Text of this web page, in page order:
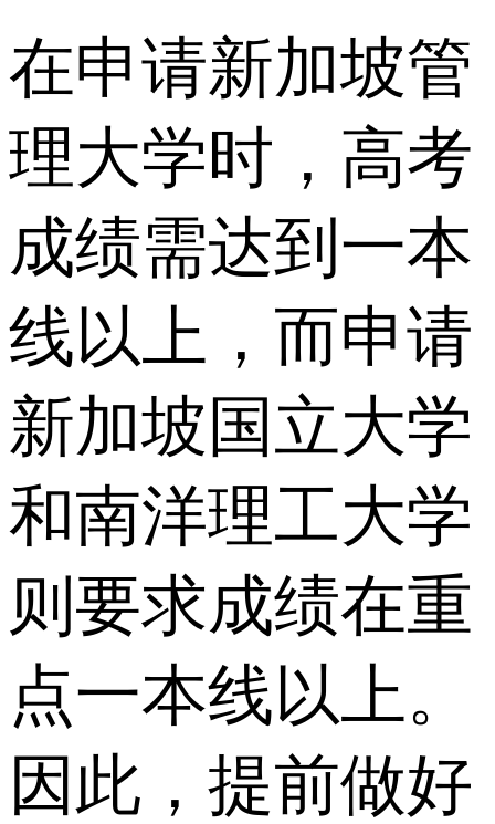
在申请新加坡管
理大学时，高考
成绩需达到一本
线以上，而申请
新加坡国立大学
和南洋理工大学
则要求成绩在重
点一本线以上。
因此，提前做好